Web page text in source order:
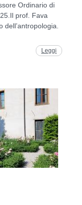
Ordinario di
prof. Fava
dell’antropologia.
Leggi